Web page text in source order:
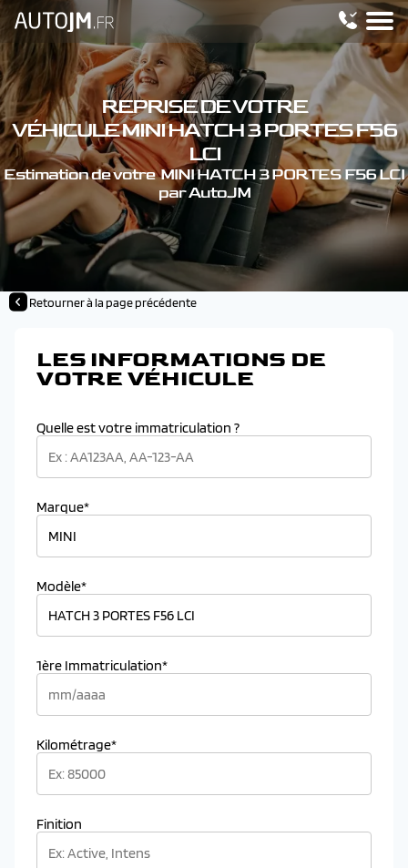
REPRISE DE VOTRE
VÉHICULE MINI HATCH 3 PORTES F56
LCI
Estimation de votre MINI HATCH 3 PORTES F56 LCI
par AutoJM
Retourner à la page précédente
LES INFORMATIONS DE
VOTRE VÉHICULE
Quelle est votre immatriculation ?
Marque*
Modèle*
1ère Immatriculation*
Kilométrage*
Finition